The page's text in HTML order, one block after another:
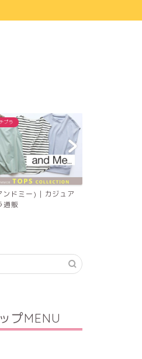
プラ
ドミー)｜カジュア
通販
プMENU